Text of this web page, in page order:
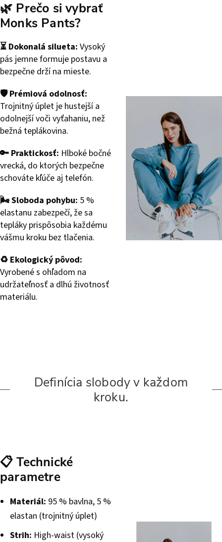
🌿 Prečo si vybrať
Monks Pants?
⏳ Dokonalá silueta: Vysoký
pás jemne formuje postavu a
bezpečne drží na mieste.
🛡️ Prémiová odolnosť:
Trojnitný úplet je hustejší a
odolnejší voči vyťahaniu, než
bežná teplákovina.
🔑 Praktickosť: Hlboké bočné
vrecká, do ktorých bezpečne
schováte kľúče aj telefón.
🌬️ Sloboda pohybu: 5 %
elastanu zabezpečí, že sa
tepláky prispôsobia každému
vášmu kroku bez tlačenia.
♻️ Ekologický pôvod:
Vyrobené s ohľadom na
udržateľnosť a dlhú životnosť
materiálu.
Definícia slobody v každom
kroku.
📋 Technické
parametre
Materiál: 95 % bavlna, 5 %
elastan (trojnitný úplet)
Strih: High-waist (vysoký